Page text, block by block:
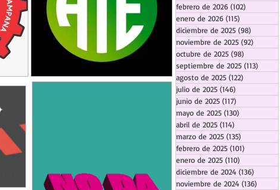
febrero de 2026 (102)
enero de 2026 (115)
diciembre de 2025 (98)
noviembre de 2025 (92)
octubre de 2025 (98)
septiembre de 2025 (113)
agosto de 2025 (122)
julio de 2025 (146)
junio de 2025 (117)
mayo de 2025 (130)
abril de 2025 (114)
marzo de 2025 (135)
febrero de 2025 (101)
enero de 2025 (110)
diciembre de 2024 (136)
noviembre de 2024 (136)